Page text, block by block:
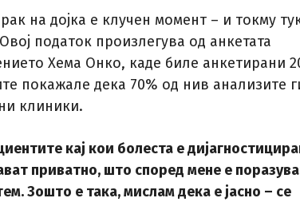
на дојка е клучен момент – и токму
податок произлегува од анкетата
Хема Онко, каде биле анкетирани
покажале дека 70% од нив анализите
клиники.
кај кои болеста е
приватно, што според мене е
Зошто е така, мислам дека е јасно – се